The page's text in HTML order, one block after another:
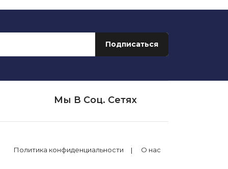
Мы В Соц. Сетях
Политика конфиденциальности О нас